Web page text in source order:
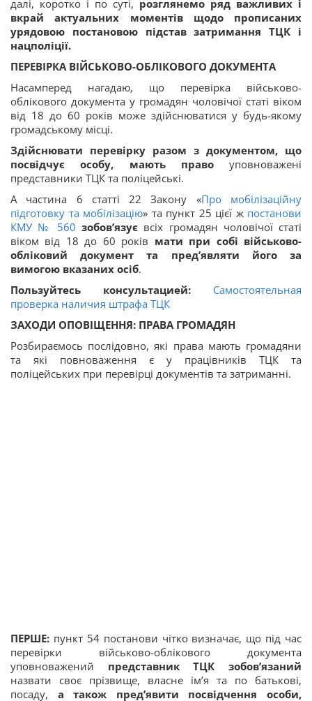
далі, коротко і по суті, розглянемо ряд важливих і
вкрай актуальних моментів щодо прописаних
урядовою постановою підстав затримання ТЦК і
нацполіції.
ПЕРЕВІРКА ВІЙСЬКОВО-ОБЛІКОВОГО ДОКУМЕНТА
Насамперед нагадаю, що перевірка військово-
облікового документа у громадян чоловічої статі віком
від 18 до 60 років може здійснюватися у будь-якому
громадському місці.
Здійснювати перевірку разом з документом, що
посвідчує особу, мають правоуповноважені
представники ТЦК та поліцейські.
А частина 6 статті 22 Закону «Про мобілізаційну
підготовку та мобілізацію» та пункт 25 цієї ж постанови
КМУ № 560 зобов’язує всіх громадян чоловічої статі
віком від 18 до 60 років мати при собі військово-
обліковий документ та пред’являти його за
вимогою вказаних осіб.
Пользуйтесь консультацией:
Самостоятельная
проверка наличия штрафа ТЦК
ЗАХОДИ ОПОВІЩЕННЯ: ПРАВА ГРОМАДЯН
Розбираємось послідовно, які права мають громадяни
та які повноваження є у працівників ТЦК та
поліцейських при перевірці документів та затриманні.
ПЕРШЕ: пункт 54 постанови чітко визначає, що під час
перевірки військово-облікового документа
уповноважений представник ТЦК зобов’язаний
назвати своє прізвище, власне ім’я та по батькові,
посаду, а також пред’явити посвідчення особи,